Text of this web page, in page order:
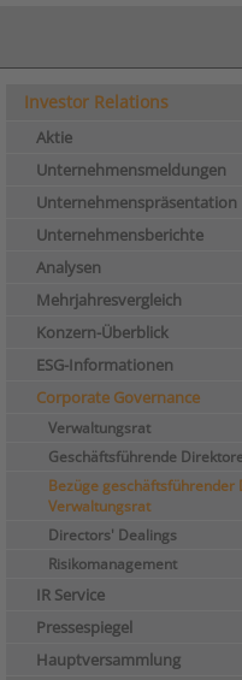
Investor Relations
Aktie
Unternehmensmeldungen
Unternehmenspräsentation
Unternehmensberichte
Analysen
Mehrjahresvergleich
Konzern-Überblick
ESG-Informationen
Corporate Governance
Verwaltungsrat
Geschäftsführende
Bezüge geschäftsführender
Verwaltungsrat
Directors' Dealings
Risikomanagement
IR Service
Pressespiegel
Hauptversammlung